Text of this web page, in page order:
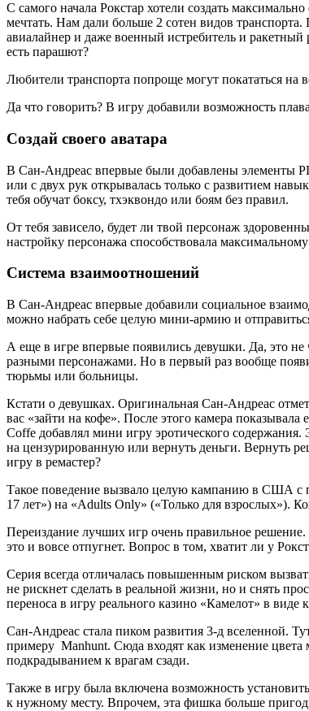
С самого начала Рокстар хотели создать
мечтать. Нам дали больше 2 сотен видов
авиалайнер и даже военный истребитель и
есть парашют?
Любители транспорта попроще могут покататься на
Да что говорить? В игру добавили возможность
Создай своего аватара
В Сан-Андреас впервые были добавлены элементы
или с двух рук открывалась только с развитием
тебя обучат боксу, тхэквондо или боям без правил.
От тебя зависело, будет ли твой персонаж
настройку персонажа способствовала
Система взаимоотношений
В Сан-Андреас впервые добавили социальное
можно набрать себе целую мини-армию и
А еще в игре впервые появились девушки. Да, это
разными персонажами. Но в первый раз вообще
тюрьмы или больницы.
Кстати о девушках. Оригинальная Сан-Андреас
вас «зайти на кофе». После этого камера
Coffe добавлял мини игру эротического
на цензурированную или вернуть деньги. Вернуть
игру в ремастер?
Такое поведение вызвало целую кампанию в США с
17 лет») на «Adults Only» («Только для взрослых»).
Переиздание лучших игр очень правильное
это и вовсе отпугнет. Вопрос в том, хватит ли у
Серия всегда отличалась повышенным риском
не рискнет сделать в реальной жизни, но и снять
переноса в игру реального казино «Камелот» в
Сан-Андреас стала пиком развития 3-д вселенной.
примеру Manhunt. Сюда входят как изменение цвета
подкрадыванием к врагам сзади.
Также в игру была включена возможность
к нужному месту. Впрочем, эта фишка больше